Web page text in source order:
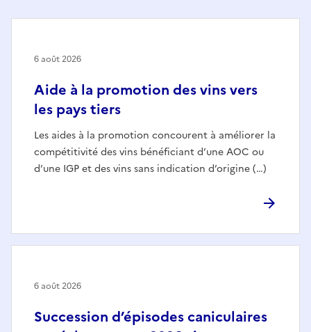
Aide à la promotion des vins vers
les pays tiers
Les aides à la promotion concourent à améliorer la
compétitivité des vins bénéficiant d’une AOC ou
d’une IGP et des vins sans indication d’origine (…)
6 août 2026
Succession d’épisodes caniculaires
6 août 2026